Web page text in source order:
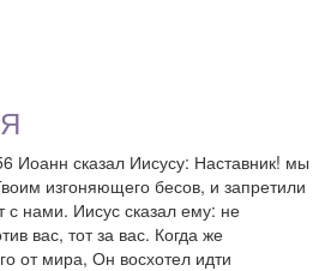
Иоанн сказал Иисусу: Наставник! мы
изгоняющего бесов, и запретили
с нами. Иисус сказал ему: не
вас, тот за вас. Когда же
от мира, Он восхотел идти